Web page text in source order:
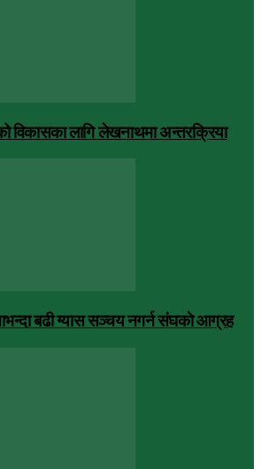
विकासका लागि लेखनाथमा अन्तरक्रिया
बढी ग्यास सञ्चय नगर्न संघकाे आग्रह